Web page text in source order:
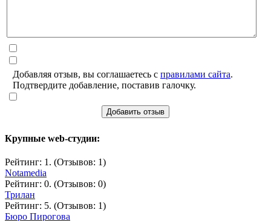
Добавляя отзыв, вы соглашаетесь с правилами сайта.
Подтвердите добавление, поставив галочку.
Добавить отзыв
Крупные web-студии:
Рейтинг: 1. (Отзывов: 1)
Notamedia
Рейтинг: 0. (Отзывов: 0)
Трилан
Рейтинг: 5. (Отзывов: 1)
Бюро Пирогова